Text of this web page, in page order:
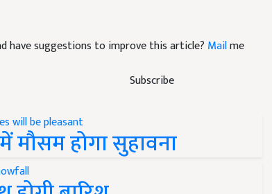
Subscribe
have suggestions to improve this article? Mailme
मौसम होगा सुहावना